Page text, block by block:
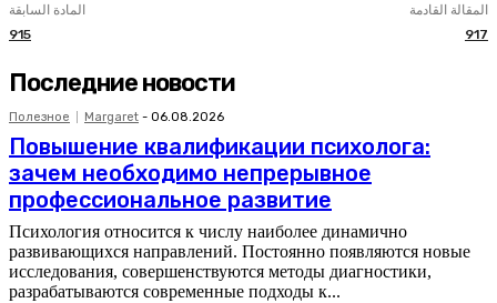
المادة السابقة
915
المقالة القادمة
917
Последние новости
Полезное Margaret - 06.08.2026
Повышение квалификации психолога:
зачем необходимо непрерывное
профессиональное развитие
Психология относится к числу наиболее динамично
развивающихся направлений. Постоянно появляются новые
исследования, совершенствуются методы диагностики,
разрабатываются современные подходы к...